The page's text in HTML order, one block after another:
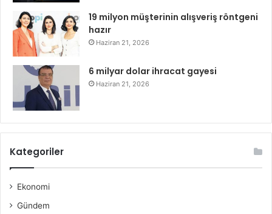
19 milyon müşterinin alışveriş röntgeni
hazır
Haziran 21, 2026
6 milyar dolar ihracat gayesi
Haziran 21, 2026
Kategoriler
Ekonomi
Gündem